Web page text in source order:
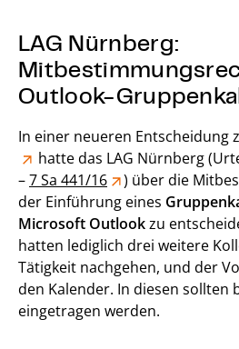
LAG Nürnberg:
Outlook-
In einer neueren Entscheidung
hatte das LAG Nürnberg
–7 Sa 441/16
) über die
der Einführung eines
Microsoft Outlookzu
hatten lediglich drei weitere
Tätigkeit nachgehen, und der
den Kalender. In diesen sollten
eingetragen werden.